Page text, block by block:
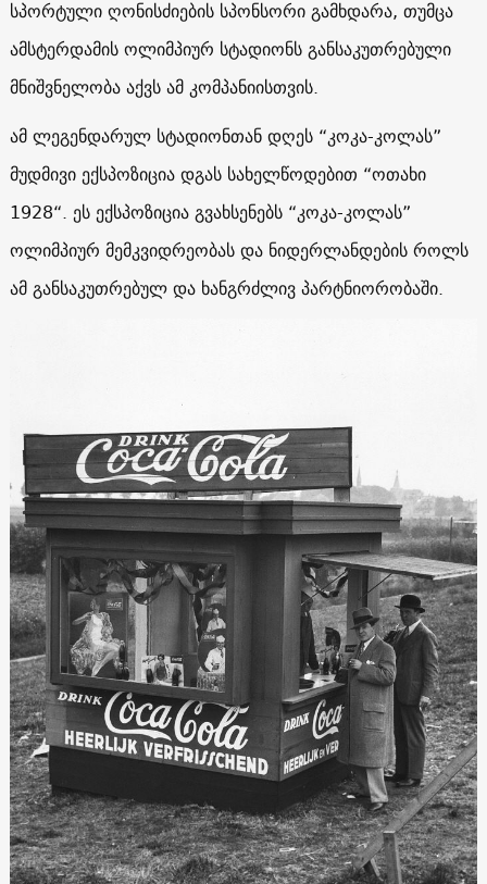
სპორტული ღონისძიების სპონსორი გამხდარა, თუმცა
ამსტერდამის ოლიმპიურ სტადიონს განსაკუთრებული
მნიშვნელობა აქვს ამ კომპანიისთვის.
ამ ლეგენდარულ სტადიონთან დღეს “კოკა-კოლას”
მუდმივი ექსპოზიცია დგას სახელწოდებით “ოთახი
1928“. ეს ექსპოზიცია გვახსენებს “კოკა-კოლას”
ოლიმპიურ მემკვიდრეობას და ნიდერლანდების როლს
ამ განსაკუთრებულ და ხანგრძლივ პარტნიორობაში.